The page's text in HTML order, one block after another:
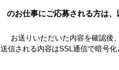
のお仕事にご応募される方は、
お送りいただいた内容を確認後
送信される内容はSSL通信で暗号